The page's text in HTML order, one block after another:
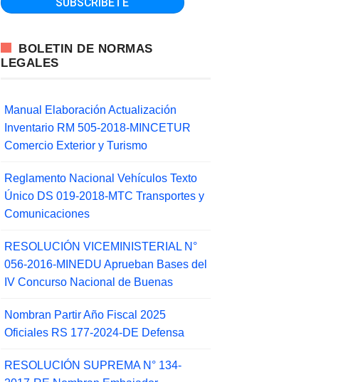
BOLETIN DE NORMAS
LEGALES
Manual Elaboración Actualización
Inventario RM 505-2018-MINCETUR
Comercio Exterior y Turismo
Reglamento Nacional Vehículos Texto
Único DS 019-2018-MTC Transportes y
Comunicaciones
RESOLUCIÓN VICEMINISTERIAL N°
056-2016-MINEDU Aprueban Bases del
IV Concurso Nacional de Buenas
Nombran Partir Año Fiscal 2025
Oficiales RS 177-2024-DE Defensa
RESOLUCIÓN SUPREMA N° 134-